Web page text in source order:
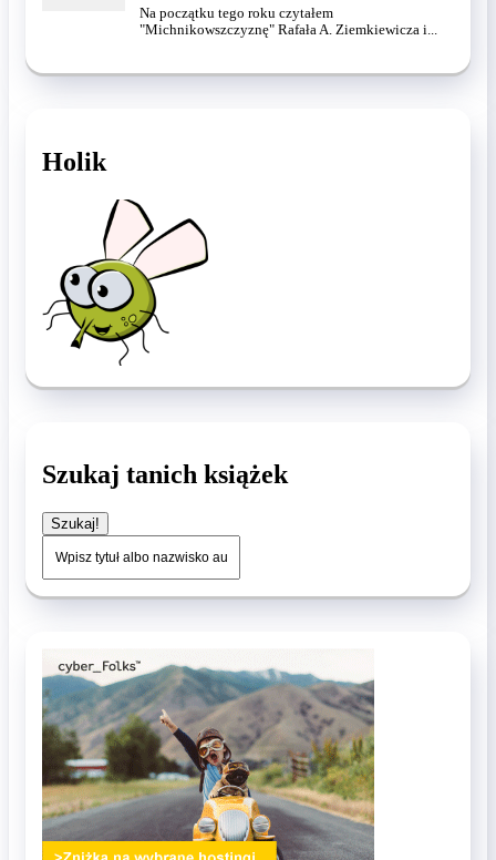
Na początku tego roku czytałem
"Michnikowszczyznę" Rafała A. Ziemkiewicza i...
Holik
Szukaj tanich książek
Szukaj!